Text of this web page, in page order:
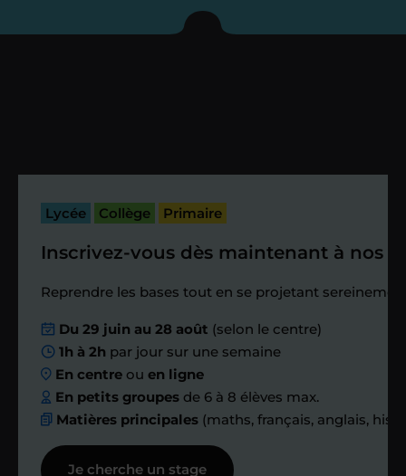
enseignant sous 72
passé.
Étape 4
Nous planifions
ensemble des
échanges réguliers
Afin de suivre le travail et les progrès
Lycée Collège Primaire
Inscrivez-vous dès maintenant à nos
Reprendre les bases tout en se projetant
Du 29 juin au 28 août (selon le centre)
1h à 2h par jour sur une semaine
En centre ouen ligne
En petits groupes de 6 à 8 élèves max.
Matières principales (maths, français, anglais,
Je cherche un stage